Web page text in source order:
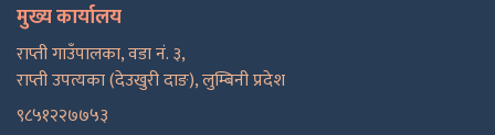
मुख्य कार्यालय
राप्ती गाउँपालका, वडा नं. ३,
राप्ती उपत्यका (देउखुरी दाङ), लुम्बिनी प्रदेश
९८५१२२७७५३